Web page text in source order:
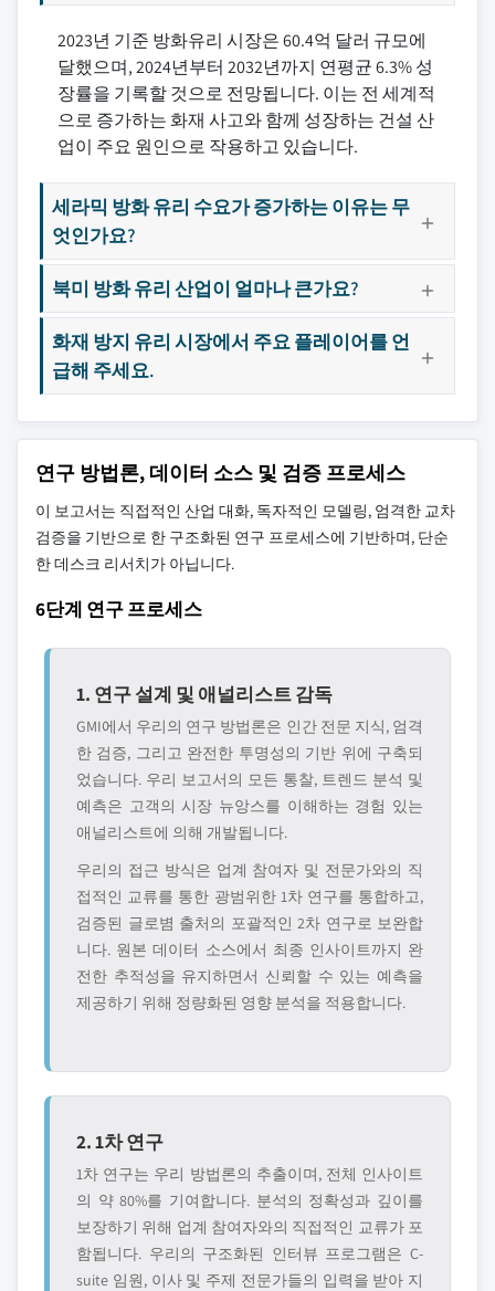
2023년 기준 방화유리 시장은 60.4억 달러 규모에
달했으며, 2024년부터 2032년까지 연평균 6.3% 성
장률을 기록할 것으로 전망됩니다. 이는 전 세계적
으로 증가하는 화재 사고와 함께 성장하는 건설 산
업이 주요 원인으로 작용하고 있습니다.
세라믹 방화 유리 수요가 증가하는 이유는 무
엇인가요?
북미 방화 유리 산업이 얼마나 큰가요?
화재 방지 유리 시장에서 주요 플레이어를 언
급해 주세요.
연구 방법론, 데이터 소스 및 검증 프로세스
이 보고서는 직접적인 산업 대화, 독자적인 모델링, 엄격한 교차
검증을 기반으로 한 구조화된 연구 프로세스에 기반하며, 단순
한 데스크 리서치가 아닙니다.
6단계 연구 프로세스
1. 연구 설계 및 애널리스트 감독
GMI에서 우리의 연구 방법론은 인간 전문 지식, 엄격
한 검증, 그리고 완전한 투명성의 기반 위에 구축되
었습니다. 우리 보고서의 모든 통찰, 트렌드 분석 및
예측은 고객의 시장 뉴앙스를 이해하는 경험 있는
애널리스트에 의해 개발됩니다.
우리의 접근 방식은 업계 참여자 및 전문가와의 직
접적인 교류를 통한 광범위한 1차 연구를 통합하고,
검증된 글로볌 출처의 포괄적인 2차 연구로 보완합
니다. 원본 데이터 소스에서 최종 인사이트까지 완
전한 추적성을 유지하면서 신뢰할 수 있는 예측을
제공하기 위해 정량화된 영향 분석을 적용합니다.
2. 1차 연구
1차 연구는 우리 방법론의 추출이며, 전체 인사이트
의 약 80%를 기여합니다. 분석의 정확성과 깊이를
보장하기 위해 업계 참여자와의 직접적인 교류가 포
함됩니다. 우리의 구조화된 인터뷰 프로그램은 C-
suite 임원, 이사 및 주제 전문가들의 입력을 받아 지